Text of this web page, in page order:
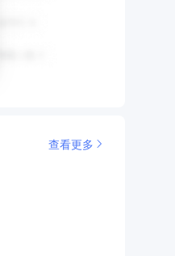
查看更多